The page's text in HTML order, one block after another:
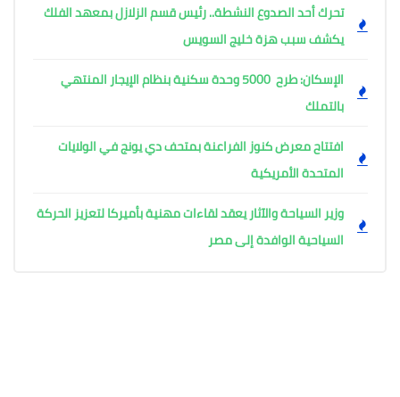
تحرك أحد الصدوع النشطة.. رئيس قسم الزلازل بمعهد الفلك
يكشف سبب هزة خليج السويس
الإسكان: طرح 5000 وحدة سكنية بنظام الإيجار المنتهي
بالتملك
افتتاح معرض كنوز الفراعنة بمتحف دي يونج في الولايات
المتحدة الأمريكية
وزير السياحة والآثار يعقد لقاءات مهنية بأميركا لتعزيز الحركة
السياحية الوافدة إلى مصر